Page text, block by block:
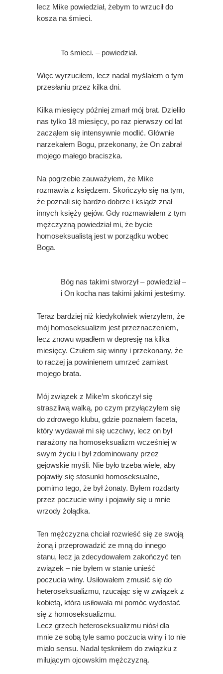
lecz Mike powiedział, żebym to wrzucił do
kosza na śmieci.
To śmieci. – powiedział.
Więc wyrzuciłem, lecz nadal myślałem o tym
przesłaniu przez kilka dni.
Kilka miesięcy później zmarł mój brat. Dzieliło
nas tylko 18 miesięcy, po raz pierwszy od lat
zacząłem się intensywnie modlić. Głównie
narzekałem Bogu, przekonany, że On zabrał
mojego małego braciszka.
Na pogrzebie zauważyłem, że Mike
rozmawia z księdzem. Skończyło się na tym,
że poznali się bardzo dobrze i ksiądz znał
innych księży gejów. Gdy rozmawiałem z tym
mężczyzną powiedział mi, że bycie
homoseksualistą jest w porządku wobec
Boga.
Bóg nas takimi stworzył – powiedział –
i On kocha nas takimi jakimi jesteśmy.
Teraz bardziej niż kiedykolwiek wierzyłem, że
mój homoseksualizm jest przeznaczeniem,
lecz znowu wpadłem w depresję na kilka
miesięcy. Czułem się winny i przekonany, że
to raczej ja powinienem umrzeć zamiast
mojego brata.
Mój związek z Mike’m skończył się
straszliwą walką, po czym przyłączyłem się
do zdrowego klubu, gdzie poznałem faceta,
który wydawał mi się uczciwy, lecz on był
narażony na homoseksualizm wcześniej w
swym życiu i był zdominowany przez
gejowskie myśli. Nie było trzeba wiele, aby
pojawiły się stosunki homoseksualne,
pomimo tego, że był żonaty. Byłem rozdarty
przez poczucie winy i pojawiły się u mnie
wrzody żołądka.
Ten mężczyzna chciał rozwieść się ze swoją
żoną i przeprowadzić ze mną do innego
stanu, lecz ja zdecydowałem zakończyć ten
związek – nie byłem w stanie unieść
poczucia winy. Usiłowałem zmusić się do
heteroseksualizmu, rzucając się w związek z
kobietą, która usiłowała mi pomóc wydostać
się z homoseksualizmu.
Lecz grzech heteroseksualizmu niósł dla
mnie ze sobą tyle samo poczucia winy i to nie
miało sensu. Nadal tęskniłem do związku z
miłującym ojcowskim mężczyzną.